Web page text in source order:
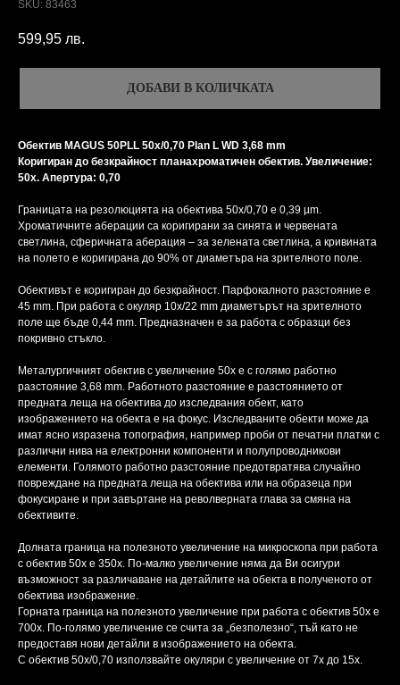
SKU: 83463
599,95 лв.
ДОБАВИ В КОЛИЧКАТА
Обектив MAGUS 50PLL 50х/0,70 Plan L WD 3,68 mm
Коригиран до безкрайност планахроматичен обектив. Увеличение:
50x. Апертура: 0,70
Границата на резолюцията на обектива 50х/0,70 е 0,39 µm.
Хроматичните аберации са коригирани за синята и червената
светлина, сферичната аберация – за зелената светлина, а кривината
на полето е коригирана до 90% от диаметъра на зрителното поле.
Обективът е коригиран до безкрайност. Парфокалното разстояние е
45 mm. При работа с окуляр 10x/22 mm диаметърът на зрителното
поле ще бъде 0,44 mm. Предназначен е за работа с образци без
покривно стъкло.
Металургичният обектив с увеличение 50x е с голямо работно
разстояние 3,68 mm. Работното разстояние е разстоянието от
предната леща на обектива до изследвания обект, като
изображението на обекта е на фокус. Изследваните обекти може да
имат ясно изразена топография, например проби от печатни платки с
различни нива на електронни компоненти и полупроводникови
елементи. Голямото работно разстояние предотвратява случайно
повреждане на предната леща на обектива или на образеца при
фокусиране и при завъртане на револверната глава за смяна на
обективите.
Долната граница на полезното увеличение на микроскопа при работа
с обектив 50х е 350x. По-малко увеличение няма да Ви осигури
възможност за различаване на детайлите на обекта в полученото от
обектива изображение.
Горната граница на полезното увеличение при работа с обектив 50х е
700x. По-голямо увеличение се счита за „безполезно“, тъй като не
предоставя нови детайли в изображението на обекта.
С обектив 50x/0,70 използвайте окуляри с увеличение от 7x до 15x.